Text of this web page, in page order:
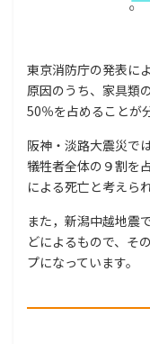
東京消防庁の発表に
原因のうち、家具類
50％を占めることが
阪神・淡路大震災で
犠牲者全体の９割を
による死亡と考えら
また，新潟中越地震
どによるもので、そ
プになっています。